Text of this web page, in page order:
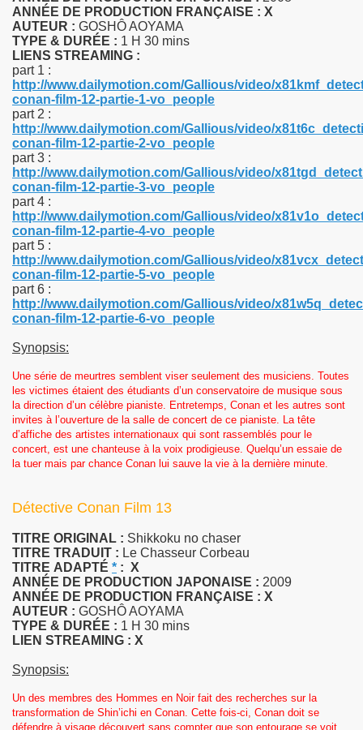
ANNÉE DE PRODUCTION FRANÇAISE : X
AUTEUR : GOSHÔ AOYAMA
TYPE & DURÉE : 1 H 30 mins
LIENS STREAMING :
part 1 :
http://www.dailymotion.com/Gallious/video/
conan-film-12-partie-1-vo_people
part 2 :
http://www.dailymotion.com/Gallious/video/
conan-film-12-partie-2-vo_people
part 3 :
http://www.dailymotion.com/Gallious/video/
conan-film-12-partie-3-vo_people
part 4 :
http://www.dailymotion.com/Gallious/video/
conan-film-12-partie-4-vo_people
part 5 :
http://www.dailymotion.com/Gallious/video/
conan-film-12-partie-5-vo_people
part 6 :
http://www.dailymotion.com/Gallious/video/
conan-film-12-partie-6-vo_people
Synopsis:
Une série de meurtres semblent viser seulement des musiciens. Toutes
les victimes étaient des étudiants d’un conservatoire de musique sous
la direction d’un célèbre pianiste. Entretemps, Conan et les autres sont
invites à l’ouverture de la salle de concert de ce pianiste. La tête
d’affiche des artistes internationaux qui sont rassemblés pour le
concert, est une chanteuse à la voix prodigieuse. Quelqu’un essaie de
la tuer mais par chance Conan lui sauve la vie à la dernière minute.
Détective Conan Film 13
TITRE ORIGINAL : Shikkoku no chaser
TITRE TRADUIT : Le Chasseur Corbeau
TITRE ADAPTÉ * : X
ANNÉE DE PRODUCTION JAPONAISE : 2009
ANNÉE DE PRODUCTION FRANÇAISE : X
AUTEUR : GOSHÔ AOYAMA
TYPE & DURÉE : 1 H 30 mins
LIEN STREAMING : X
Synopsis:
Un des membres des Hommes en Noir fait des recherches sur la
transformation de Shin’ichi en Conan. Cette fois-ci, Conan doit se
défendre à visage découvert sans compter que son entourage se voit